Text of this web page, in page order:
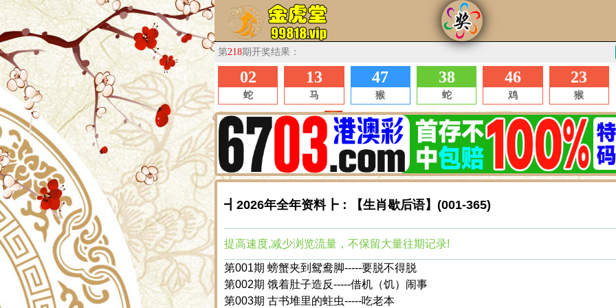
┫2026年全年资料┣：【生肖歇后语】(001-365)
提高速度,减少浏览流量，不保留大量往期记录!
第001期 螃蟹夹到鸳鸯脚-----要脱不得脱
第002期 饿着肚子造反-----借机（饥）闹事
第003期 古书堆里的蛀虫-----吃老本